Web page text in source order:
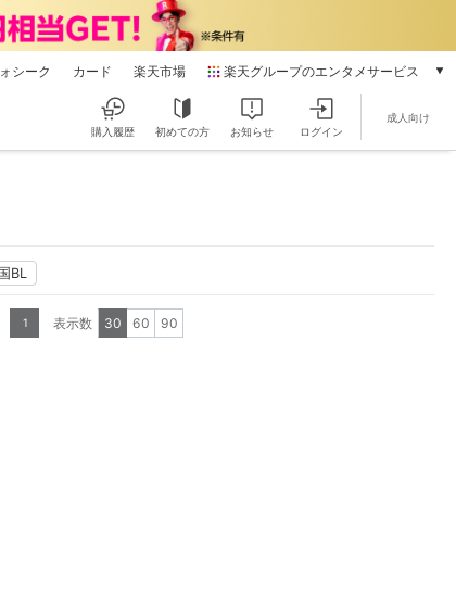
シーク カード 楽天市場 楽天グループのエンタメサービス
本/ゲーム/CD/DVD
動画配信
購入履歴 初めての方 お知らせ ログイン
成人向け
BL
1 表示数 30 60 90